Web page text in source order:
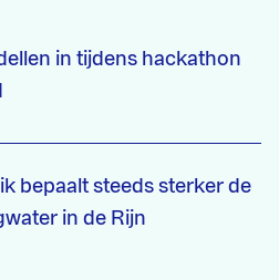
in tijdens hackathon
bepaalt steeds sterker de
in de Rijn